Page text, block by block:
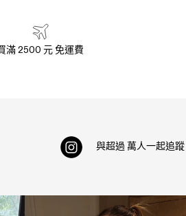
滿 2500 元 免運費
與超過 萬人一起追蹤